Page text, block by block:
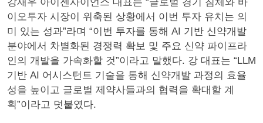
이오투자 시장이 위축된 상황에서 이번 투자 유치는 의
미 있는 성과”라며 “이번 투자를 통해 AI 기반 신약개발
분야에서 차별화된 경쟁력 확보 및 주요 신약 파이프라
인의 개발을 가속화할 것”이라고 말했다. 강 대표는 “LLM
기반 AI 어시스턴트 기술을 통해 신약개발 과정의 효율
성을 높이고 글로벌 제약사들과의 협력을 확대할 계
획”이라고 덧붙였다.